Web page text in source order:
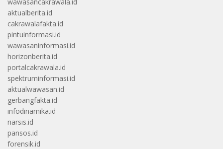
aktualberita.id
cakrawalafakta.id
pintuinformasi.id
wawasaninformasi.id
horizonberita.id
portalcakrawala.id
spektruminformasi.id
aktualwawasan.id
gerbangfakta.id
infodinamika.id
narsis.id
pansos.id
forensik.id